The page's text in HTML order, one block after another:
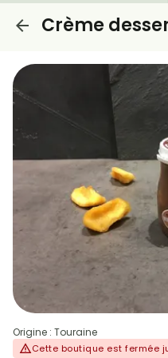
Crème
Origine : Touraine
Cette boutique est fermée